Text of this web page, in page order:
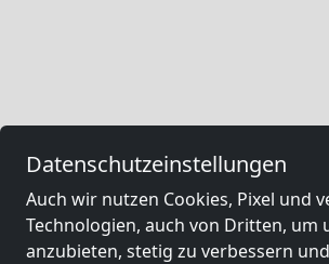
Datenschutzeinstellungen
Auch wir nutzen Cookies, Pixel und
Technologien, auch von Dritten, um
anzubieten, stetig zu verbessern